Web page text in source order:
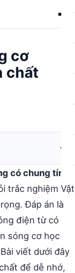
cơ
chất
có chung tính
trắc nghiệm Vật
Đáp án là
điện từ có
sóng cơ học
viết dưới đây
để dễ nhớ,